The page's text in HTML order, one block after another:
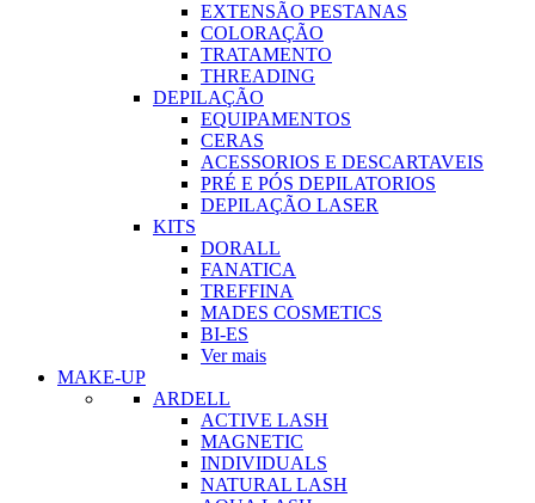
EXTENSÃO PESTANAS
COLORAÇÃO
TRATAMENTO
THREADING
DEPILAÇÃO
EQUIPAMENTOS
CERAS
ACESSORIOS E DESCARTAVEIS
PRÉ E PÓS DEPILATORIOS
DEPILAÇÃO LASER
KITS
DORALL
FANATICA
TREFFINA
MADES COSMETICS
BI-ES
Ver mais
MAKE-UP
ARDELL
ACTIVE LASH
MAGNETIC
INDIVIDUALS
NATURAL LASH